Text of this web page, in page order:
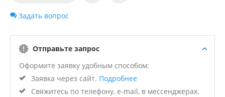
Задать вопрос
Отправьте запрос
Оформите заявку удобным способом:
Заявка через сайт. Подробнее
Свяжитесь по телефону, e-mail, в мессенджерах.